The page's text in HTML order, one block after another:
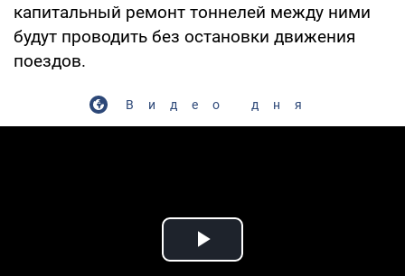
капитальный ремонт тоннелей между ними
будут проводить без остановки движения
поездов.
Видео дня
Play Video